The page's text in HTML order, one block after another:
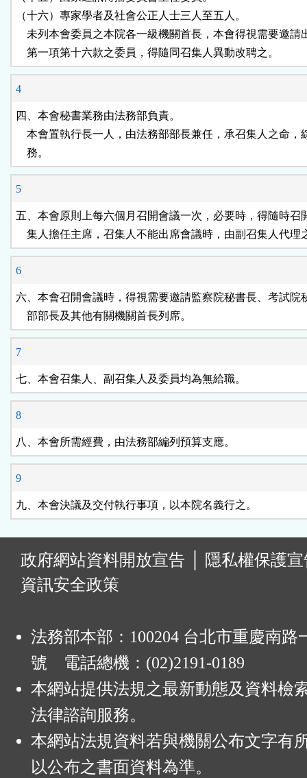
（十六）專家學者及社會公正人士三人至五人。
未列本會委員之本院各一級機關首長，本會得視需要邀請
    第一項第十六款之委員，得隨同召集人異動改聘之。
4
四、本會秘書業務由法務部負責。
本會置執行長一人，由法務部部長兼任，承召集人之命，
    務。
5
五、本會原則上每六個月召開會議一次，必要時，得隨時召
集人擔任主席，召集人不能出席會議時，由副召集人代理
6
六、本會召開會議時，得視需要邀請監察院秘書長、考試院
    部部長及其他有關機關首長列席。
7
七、本會召集人、副召集人及委員均為無給職。
8
八、本會所需經費，由法務部編列預算支應。
9
九、本會決議及交付執行事項，以本院名義行之。
政府網站資料開放宣告
隱私權保護
資訊安全政策
法務部本部：100204 台北市重慶南路
號 電話總機：(02)2191-0189
本網站提供法規之最新動態及資料檢
法律諮詢服務。
本網站法規資料若與機關公布文字有
以公布之書面資料為準。